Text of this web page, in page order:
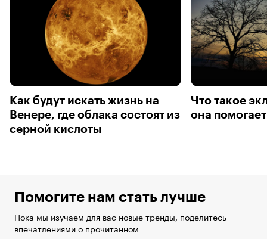
Как будут искать жизнь на
Венере, где облака состоят из
серной кислоты
Что такое
она
Помогите нам стать лучше
Пока мы изучаем для вас новые тренды, поделитесь
впечатлениями о прочитанном